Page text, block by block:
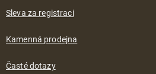
Sleva za registraci
Kamenná prodejna
Časté dotazy